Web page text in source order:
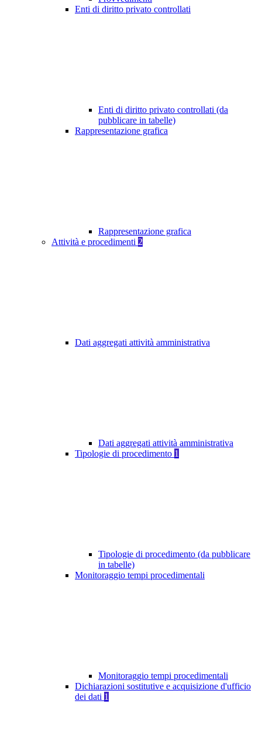
Enti di diritto privato controllati
Enti di diritto privato controllati (da
pubblicare in tabelle)
Rappresentazione grafica
Rappresentazione grafica
Attività e procedimenti 2
Dati aggregati attività amministrativa
Dati aggregati attività amministrativa
Tipologie di procedimento 1
Tipologie di procedimento (da pubblicare
in tabelle)
Monitoraggio tempi procedimentali
Monitoraggio tempi procedimentali
Dichiarazioni sostitutive e acquisizione d'ufficio
dei dati 1